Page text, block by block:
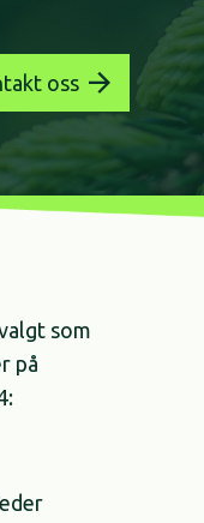
oss
som
på